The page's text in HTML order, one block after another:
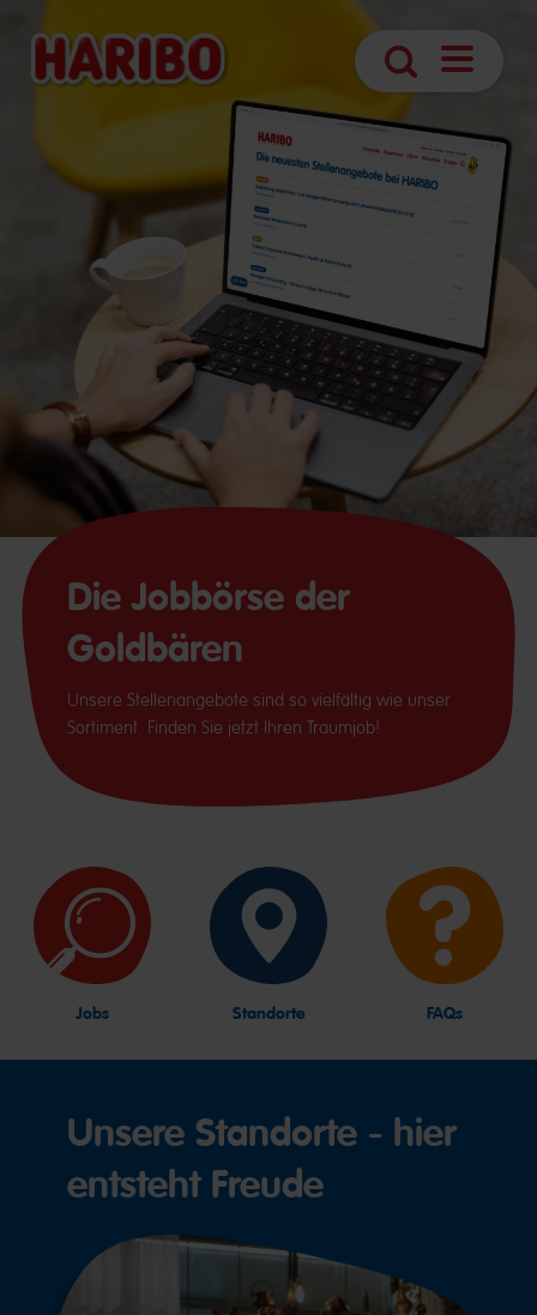
Suche
Die Jobbörse der
Goldbären
Unsere Stellenangebote sind so vielfältig wie unser
Sortiment. Finden Sie jetzt Ihren Traumjob!
Jobs Standorte FAQs
Unsere Standorte - hier
entsteht Freude